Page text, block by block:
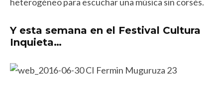
Y esta semana en el Festival Cultura
Inquieta…